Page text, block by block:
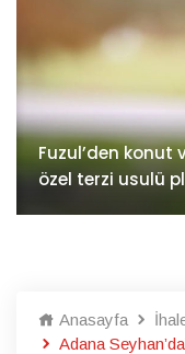
İv Kandilli'de
Anasayfa
Adana